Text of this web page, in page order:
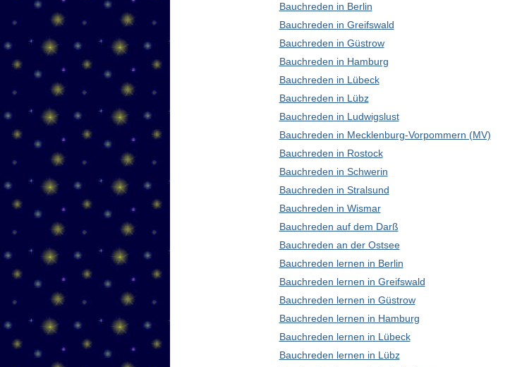
Bauchreden in Berlin
Bauchreden in Greifswald
Bauchreden in Güstrow
Bauchreden in Hamburg
Bauchreden in Lübeck
Bauchreden in Lübz
Bauchreden in Ludwigslust
Bauchreden in Mecklenburg-Vorpommern (MV)
Bauchreden in Rostock
Bauchreden in Schwerin
Bauchreden in Stralsund
Bauchreden in Wismar
Bauchreden auf dem Darß
Bauchreden an der Ostsee
Bauchreden lernen in Berlin
Bauchreden lernen in Greifswald
Bauchreden lernen in Güstrow
Bauchreden lernen in Hamburg
Bauchreden lernen in Lübeck
Bauchreden lernen in Lübz